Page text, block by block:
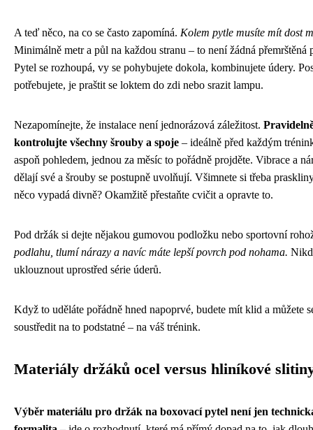
A teď něco, na co se často zapomíná. Kolem pytle musíte mít dost
Minimálně metr a půl na každou stranu – to není žádná přemrštěná
Pytel se rozhoupá, vy se pohybujete dokola, kombinujete údery.
potřebujete, je praštit se loktem do zdi nebo srazit lampu.
Nezapomínejte, že instalace není jednorázová záležitost.
kontrolujte všechny šrouby a spoje – ideálně před každým
aspoň pohledem, jednou za měsíc to pořádně projděte. Vibrace a
dělají své a šrouby se postupně uvolňují. Všimnete si třeba
něco vypadá divně? Okamžitě přestaňte cvičit a opravte to.
Pod držák si dejte nějakou gumovou podložku nebo sportovní
podlahu, tlumí nárazy a navíc máte lepší povrch pod nohama.
uklouznout uprostřed série úderů.
Když to uděláte pořádně hned napoprvé, budete mít klid a můžete
soustředit na to podstatné – na váš trénink.
Materiály držáků ocel versus hliníkové
Výběr materiálu pro držák na boxovací pytel není jen